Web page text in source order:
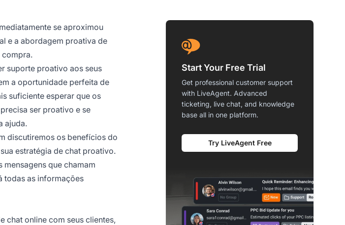
se aproximou
e a abordagem proativa de
compra.
suporte proativo aos seus
a oportunidade perfeita de
suficiente esperar que os
ser proativo e se
ajuda.
discutiremos os benefícios do
estratégia de chat proativo.
que chamam
todas as informações
chat online com seus clientes,
Start Your Free Trial
Get professional customer support
with LiveAgent. Advanced
ticketing, live chat, and knowledge
base all in one platform.
Try LiveAgent Free